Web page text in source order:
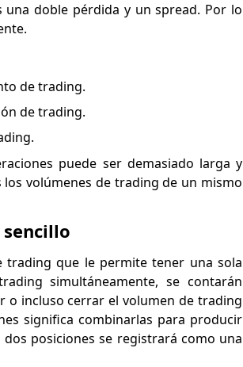
una doble pérdida y un spread. Por lo
de trading.
de trading.
puede ser demasiado larga y
volúmenes de trading de un mismo
que le permite tener una sola
simultáneamente, se contarán
o incluso cerrar el volumen de trading
significa combinarlas para producir
posiciones se registrará como una